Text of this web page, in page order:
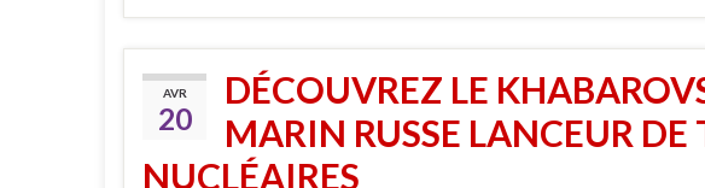
AVR
20
DÉCOUVREZ LE
MARIN RUSSE LANCEUR DE
NUCLÉAIRES